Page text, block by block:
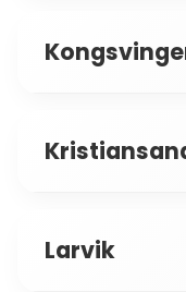
Vågsbygd
Larvik